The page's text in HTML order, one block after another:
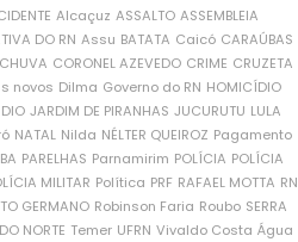
Alcaçuz ASSALTO ASSEMBLEIA
DO RN Assu BATATA Caicó CARAÚBAS
CORONEL AZEVEDO CRIME CRUZETA
novos Dilma Governo do RN HOMICÍDIO
JARDIM DE PIRANHAS JUCURUTU LULA
NATAL Nilda NÉLTER QUEIROZ Pagamento
PARELHAS Parnamirim POLÍCIA POLÍCIA
MILITAR Política PRF RAFAEL MOTTA RN
GERMANO Robinson Faria Roubo SERRA
NORTE Temer UFRN Vivaldo Costa Água